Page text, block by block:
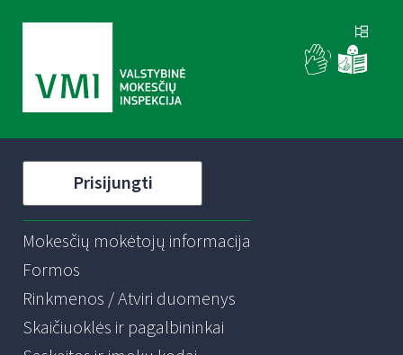
Prisijungti
Mokesčių mokėtojų informacija
Formos
Rinkmenos / Atviri duomenys
Skaičiuoklės ir pagalbininkai